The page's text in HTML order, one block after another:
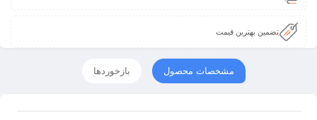
تضمین بهترین قیمت
مشخصات محصول بازخوردها